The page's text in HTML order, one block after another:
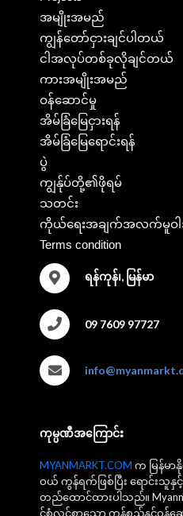
အမျိုးအမည်
ကျွန်တော်ငှားချင်ပါတယ်
ငါအလုပ်တစ်ခုလိုချင်တယ်
ကားအမျိုးအမည်
ဝန်ဆောင်မှု
အိမ်ခြံမြေငှားရန်
အိမ်ခြံမြေရောင်းရန်
ပွဲ
ကျွန်ုပ်တို့၏ဖိုရမ်
သတင်း
ကိုယ်ရေးအချက်အလက်မူဝါ
Terms condition
ရန်ကုန်၊, မြန်မာ
09 7609 97727
ကုမ္ပဏီအကြောင်း
MYANMARKT.COM က မြန်မ
ဝယ် ကွန်ရက်ဖြစ်ပြီး ရောင်း
တည်ထောင်ထားပါသည်။
င့်စုံလင်စွာသော ကုန်စည်နှင့်ဝန်ဆ